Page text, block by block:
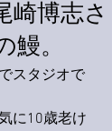
崎博志さ
。
スタジオで
に10歳老け